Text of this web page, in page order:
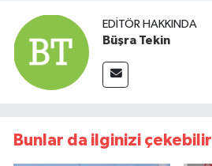
EDITÖR HAKKINDA
Büşra Tekin
Bunlar da ilginizi çekebilir